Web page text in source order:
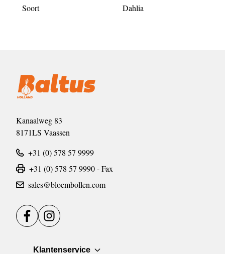
Soort
Dahlia
Kanaalweg 83
8171LS Vaassen
+31 (0) 578 57 9999
+31 (0) 578 57 9990 - Fax
sales@bloembollen.com
FacebookInstagram
Klantenservice